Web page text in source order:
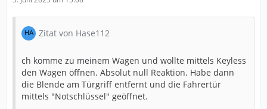
Zitat von Hase112
ch komme zu meinem Wagen und wollte mittels Keyless
den Wagen öffnen. Absolut null Reaktion. Habe dann
die Blende am Türgriff entfernt und die Fahrertür
mittels "Notschlüssel" geöffnet.